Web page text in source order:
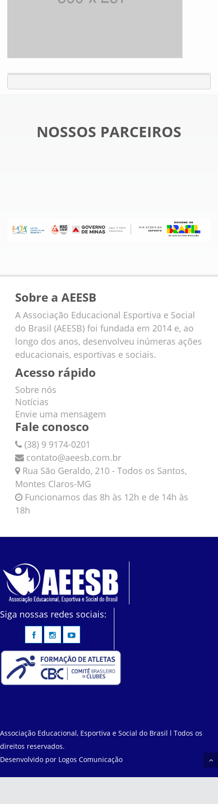
NOSSOS PARCEIROS
Sobre a AEESB
A Associação Educacional Esportiva e Social
do Brasil (AEESB) foi fundada em 2014 e, ao
longo dos anos, desenvolveu inúmeras ações
educacionais, esportivas e sociais.
Acesso rápido
Sobre nós
Notícias
Envie uma mensagem
Fale conosco
(38) 9 9174-0201
contato@aeesb.com.br
Rua São Geraldo, 210 - Todos os Santos,
Montes Claros-MG
Funcionamos das 8h às 12h e de 14h às
18h
Siga nossas redes sociais:
Associação Educacional, Esportiva e Social do Brasil l Todos os
direitos reservados.
Desenvolvido por Logos Comunicação